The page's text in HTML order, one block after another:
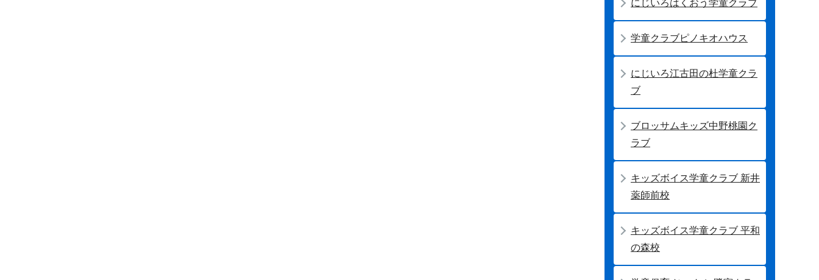
にじいろはくおう学童クラブ
学童クラブピノキオハウス
にじいろ江古田の杜学童クラ
ブ
ブロッサムキッズ中野桃園ク
ラブ
キッズボイス学童クラブ 新井
薬師前校
キッズボイス学童クラブ 平和
の森校